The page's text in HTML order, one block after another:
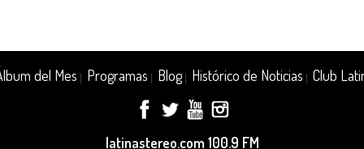
del Mes Programas Blog| Histórico de Noticias Club
latinastereo.com 100.9 FM